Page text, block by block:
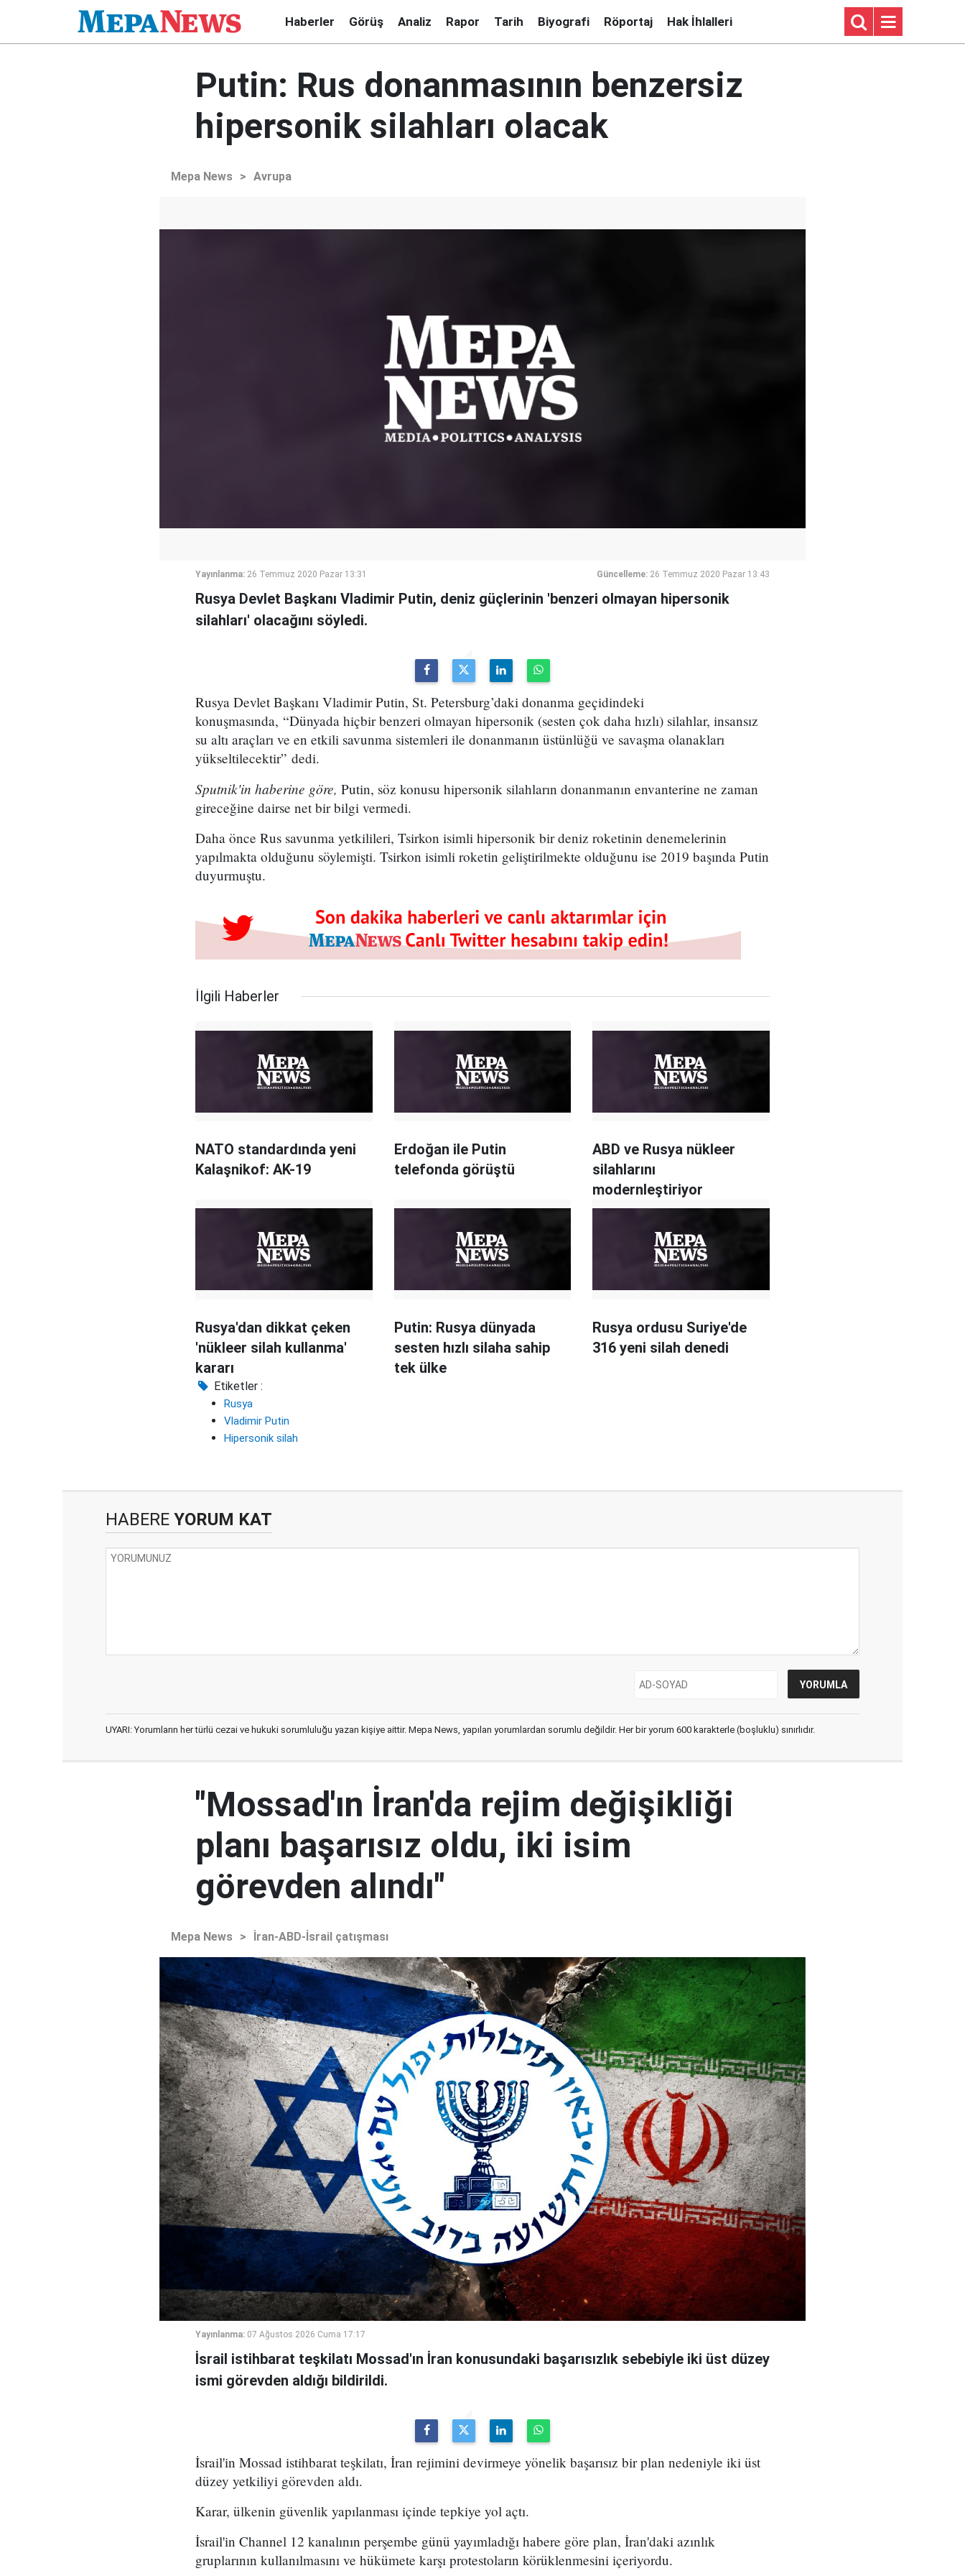
Haberler Görüş Analiz Rapor Tarih Biyografi Röportaj Hak İhlalleri
Putin: Rus donanmasının benzersiz
hipersonik silahları olacak
Mepa News > Avrupa
Yayınlanma: 26 Temmuz 2020 Pazar 13:31 Güncelleme: 26 Temmuz 2020 Pazar 13:43
Rusya Devlet Başkanı Vladimir Putin, deniz güçlerinin 'benzeri olmayan hipersonik
silahları' olacağını söyledi.
Rusya Devlet Başkanı Vladimir Putin, St. Petersburg’daki donanma geçidindeki
konuşmasında, “Dünyada hiçbir benzeri olmayan hipersonik (sesten çok daha hızlı) silahlar, insansız
su altı araçları ve en etkili savunma sistemleri ile donanmanın üstünlüğü ve savaşma olanakları
yükseltilecektir” dedi.
Sputnik'in haberine göre, Putin, söz konusu hipersonik silahların donanmanın envanterine ne zaman
gireceğine dairse net bir bilgi vermedi.
Daha önce Rus savunma yetkilileri, Tsirkon isimli hipersonik bir deniz roketinin denemelerinin
yapılmakta olduğunu söylemişti. Tsirkon isimli roketin geliştirilmekte olduğunu ise 2019 başında Putin
duyurmuştu.
İlgili Haberler
NATO standardında yeni
Kalaşnikof: AK-19
Erdoğan ile Putin
telefonda görüştü
ABD ve Rusya nükleer
silahlarını
modernleştiriyor
Rusya'dan dikkat çeken
'nükleer silah kullanma'
kararı
Putin: Rusya dünyada
sesten hızlı silaha sahip
tek ülke
Rusya ordusu Suriye'de
316 yeni silah denedi
Etiketler :
Rusya
Vladimir Putin
Hipersonik silah
HABERE YORUM KAT
UYARI: Yorumların her türlü cezai ve hukuki sorumluluğu yazan kişiye aittir. Mepa News, yapılan yorumlardan sorumlu değildir. Her bir yorum 600 karakterle (boşluklu) sınırlıdır.
"Mossad'ın İran'da rejim değişikliği
planı başarısız oldu, iki isim
görevden alındı"
Mepa News > İran-ABD-İsrail çatışması
Yayınlanma: 07 Ağustos 2026 Cuma 17:17
İsrail istihbarat teşkilatı Mossad'ın İran konusundaki başarısızlık sebebiyle iki üst düzey
ismi görevden aldığı bildirildi.
İsrail'in Mossad istihbarat teşkilatı, İran rejimini devirmeye yönelik başarısız bir plan nedeniyle iki üst
düzey yetkiliyi görevden aldı.
Karar, ülkenin güvenlik yapılanması içinde tepkiye yol açtı.
İsrail'in Channel 12 kanalının perşembe günü yayımladığı habere göre plan, İran'daki azınlık
gruplarının kullanılmasını ve hükümete karşı protestoların körüklenmesini içeriyordu.